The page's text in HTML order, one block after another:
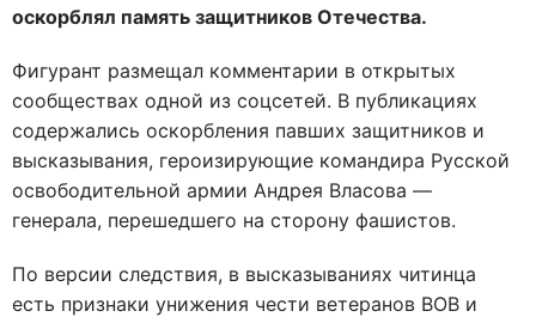
оскорблял память защитников Отечества.
Фигурант размещал комментарии в открытых
сообществах одной из соцсетей. В публикациях
содержались оскорбления павших защитников и
высказывания, героизирующие командира Русской
освободительной армии Андрея Власова —
генерала, перешедшего на сторону фашистов.
По версии следствия, в высказываниях читинца
есть признаки унижения чести ветеранов ВОВ и